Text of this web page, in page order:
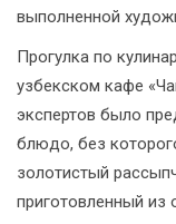
выполненной
Прогулка по
узбекском кафе
экспертов было
блюдо, без
золотистый
приготовленный из